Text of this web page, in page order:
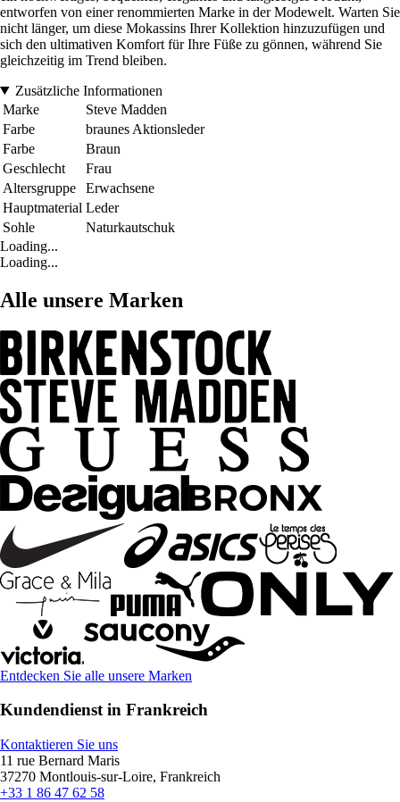
entworfen von einer renommierten Marke in der Modewelt. Warten Sie
nicht länger, um diese Mokassins Ihrer Kollektion hinzuzufügen und
sich den ultimativen Komfort für Ihre Füße zu gönnen, während Sie
gleichzeitig im Trend bleiben.
Zusätzliche Informationen
Marke
Steve Madden
Farbe
braunes Aktionsleder
Farbe
Braun
Geschlecht
Frau
Altersgruppe
Erwachsene
Hauptmaterial Leder
Sohle
Naturkautschuk
Loading...
Loading...
Alle unsere Marken
Entdecken Sie alle unsere Marken
Kundendienst in Frankreich
Kontaktieren Sie uns
11 rue Bernard Maris
37270 Montlouis-sur-Loire, Frankreich
+33 1 86 47 62 58